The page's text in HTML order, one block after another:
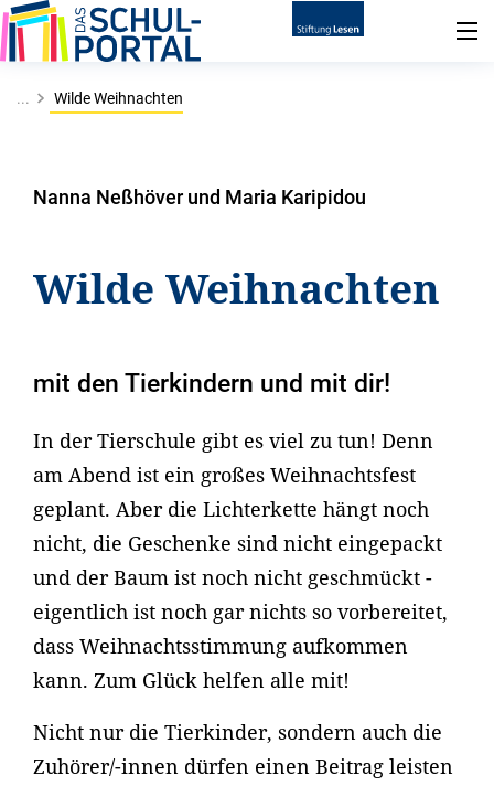
... Wilde Weihnachten
Nanna Neßhöver und Maria Karipidou
Wilde Weihnachten
mit den Tierkindern und mit dir!
In der Tierschule gibt es viel zu tun! Denn
am Abend ist ein großes Weihnachtsfest
geplant. Aber die Lichterkette hängt noch
nicht, die Geschenke sind nicht eingepackt
und der Baum ist noch nicht geschmückt -
eigentlich ist noch gar nichts so vorbereitet,
dass Weihnachtsstimmung aufkommen
kann. Zum Glück helfen alle mit!
Nicht nur die Tierkinder, sondern auch die
Zuhörer/-innen dürfen einen Beitrag leisten